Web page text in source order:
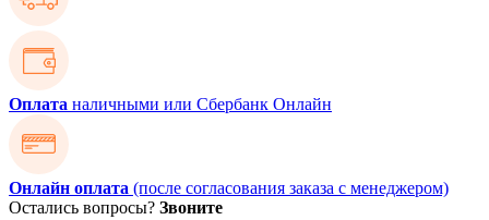
Оплата наличными или Сбербанк Онлайн
Онлайн оплата (после согласования заказа с менеджером)
Остались вопросы? Звоните